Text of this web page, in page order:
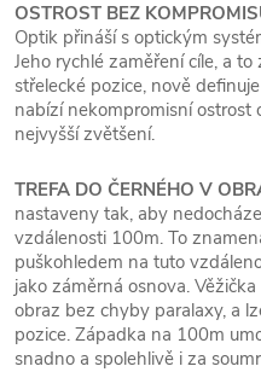
OSTROST BEZ
Optik přináší s optickým
Jeho rychlé zaměření cíle, a
střelecké pozice, nově
nabízí nekompromisní ostrost
nejvyšší zvětšení.
TREFA DO ČERNÉHO V
nastaveny tak, aby
vzdálenosti 100m. To
puškohledem na tuto
jako záměrná osnova.
obraz bez chyby paralaxy, a
pozice. Západka na 100m
snadno a spolehlivě i za